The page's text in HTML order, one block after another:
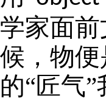
学家面
候，物
的“匠气